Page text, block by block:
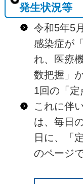
発生状況等
令和5年5
感染症が
れ、医療
数把握」
1回の「定
これに伴
は、毎日
日に、「
のページ